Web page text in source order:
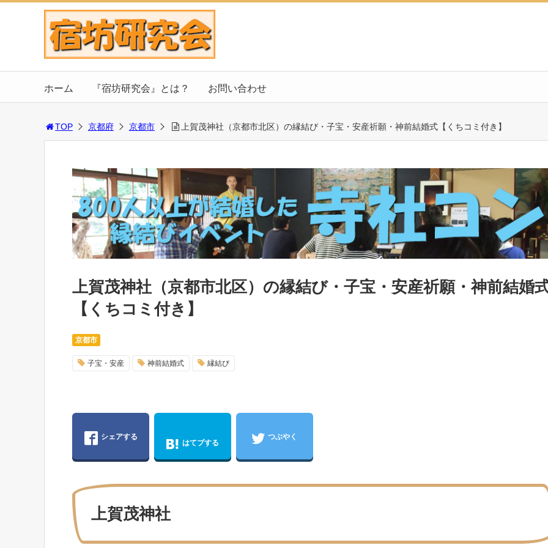
ホーム 『宿坊研究会』とは？ お問い合わせ
TOP 京都府 京都市 上賀茂神社（京都市北区）の縁結び・子宝・安産祈願・神前結婚式【くちコミ付き】
上賀茂神社（京都市北区）の縁結び・子宝・安産祈願・神前結婚
【くちコミ付き】
京都市
子宝・安産 神前結婚式 縁結び
シェアする
はてブする
つぶやく
上賀茂神社